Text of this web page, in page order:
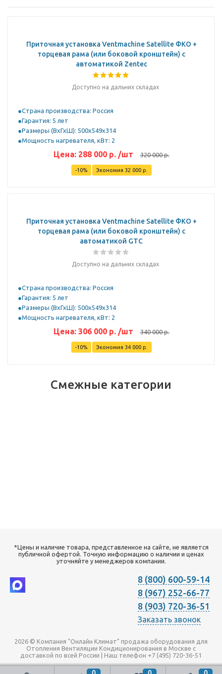
Приточная установка Ventmachine Satellite ФКО +
торцевая рама (или боковой кронштейн) с
автоматикой Zentec
Доступно на дальних складах
Страна производства: Россия
Гарантия: 5 лет
Размеры (ВхГхШ): 500x549x314
Мощность нагревателя, кВт: 2
Цена: 288 000р. /шт 320 000р.
-10% Экономия 32 000р.
Приточная установка Ventmachine Satellite ФКО +
торцевая рама (или боковой кронштейн) с
автоматикой GTC
Доступно на дальних складах
Страна производства: Россия
Гарантия: 5 лет
Размеры (ВхГхШ): 500x549x314
Мощность нагревателя, кВт: 2
Цена: 306 000р. /шт 340 000р.
-10% Экономия 34 000р.
Смежные категории
*Цены и наличие товара, представленное на сайте, не является
публичной офертой. Точную информацию о наличии и ценах
уточняйте у менеджеров компании.
8 (800) 600-59-14
8 (967) 252-66-77
8 (903) 720-36-51
Заказать звонок
2026 © Компания "Онлайн Климат" продажа оборудования для
Отопления Вентиляции Кондиционирования в Москве с
доставкой по всей России | Наш телефон +7 (495) 720-36-51